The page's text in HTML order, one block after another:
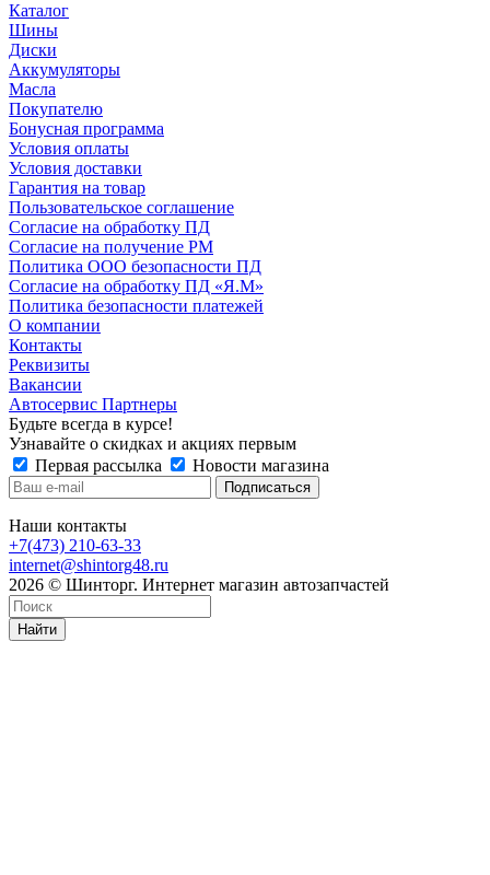
Каталог
Шины
Диски
Аккумуляторы
Масла
Покупателю
Бонусная программа
Условия оплаты
Условия доставки
Гарантия на товар
Пользовательское соглашение
Согласие на обработку ПД
Согласие на получение РМ
Политика ООО безопасности ПД
Согласие на обработку ПД «Я.М»
Политика безопасности платежей
О компании
Контакты
Реквизиты
Вакансии
Автосервис Партнеры
Будьте всегда в курсе!
Узнавайте о скидках и акциях первым
Первая рассылка
Новости магазина
Наши контакты
+7(473) 210-63-33
internet@shintorg48.ru
2026 © Шинторг. Интернет магазин автозапчастей
Найти